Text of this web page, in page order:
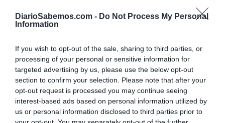
DiarioSabemos.com - Do Not Process My Personal
Information
If you wish to opt-out of the sale, sharing to third parties, or
processing of your personal or sensitive information for
targeted advertising by us, please use the below opt-out
section to confirm your selection. Please note that after your
opt-out request is processed you may continue seeing
interest-based ads based on personal information utilized by
us or personal information disclosed to third parties prior to
resolución —firmada con carácter previo a su periodo
vacacional— que«NO SE DICE QUE SEA
HIPÓTESIS»la colaboración de los funcionarios en una
marcha no comunicada.
El auto enfatiza que el juzgado no pretende ofender ni
poner en duda la profesionalidad ejemplar de los agentes,
alabando su labor en el desempeño de sus funciones. Para